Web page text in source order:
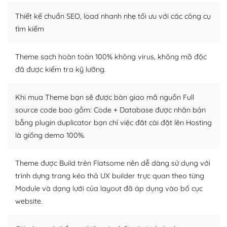
WordPress là nơi lưu trữ cho một diễn đàn cộng đồng
khổng lồ được kiểm duyệt bởi các nhân viên và những
Nếu bạn gặp khó khăn, bạn có thể lên mạng và tìm
kiếm những cộng đồng WordPress, họ sẽ giúp bạn trả
Cộng đồng sử dụng WordPress sẵn sàng hỗ trợ bạn
– Đa dạng plugin và themes
WordPress để tăng thêm các tính năng cần thiết. Có
nhiều plugin trả phí hoặc miễn phí.
Nhờ lượng người dùng đông đảo, thư viện themes và
plugin của WordPress rất phong phú. Bạn có thể thỏa
Thiết kế chuẩn SEO, load nhanh nhẹ tối ưu với các công cụ
tìm kiếm
Theme sạch hoàn toàn 100% không virus, không mã độc
đã được kiểm tra kỹ lưỡng.
Khi mua Theme bạn sẽ được bàn giao mã nguồn Full
source code bao gồm: Code + Database được nhân bản
bằng plugin duplicator bạn chỉ việc đăt cài đặt lên Hosting
là giống demo 100%.
Theme được Build trên Flatsome nên dễ dàng sử dụng với
trình dựng trang kéo thả UX builder trực quan theo từng
Module và dạng lưới của layout đã áp dụng vào bố cục
website.